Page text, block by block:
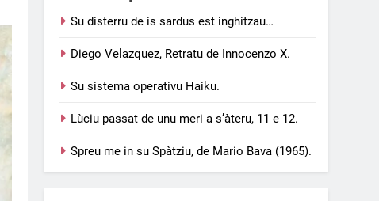
Su disterru de is sardus est inghitzau…
Diego Velazquez, Retratu de Innocenzo X.
Su sistema operativu Haiku.
Lùciu passat de unu meri a s’àteru, 11 e 12.
Spreu me in su Spàtziu, de Mario Bava (1965).